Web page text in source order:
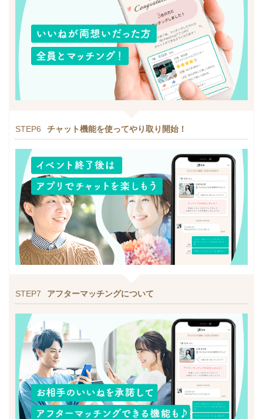
STEP6 チャット機能を使ってやり取り開始！
STEP7 アフターマッチングについて